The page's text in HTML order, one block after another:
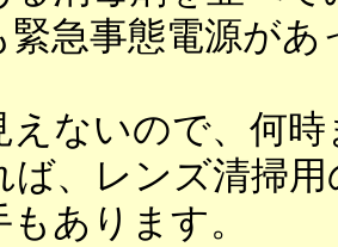
緊急事態電源が
えないので、何
ば、レンズ清掃
あります。